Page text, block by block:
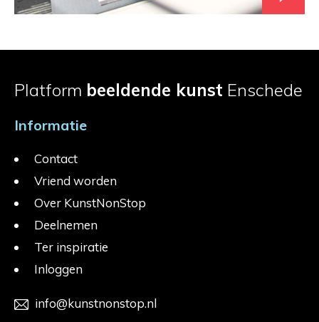
Platform beeldende kunst Enschede
Informatie
Contact
Vriend worden
Over KunstNonStop
Deelnemen
Ter inspiratie
Inloggen
info@kunstnonstop.nl